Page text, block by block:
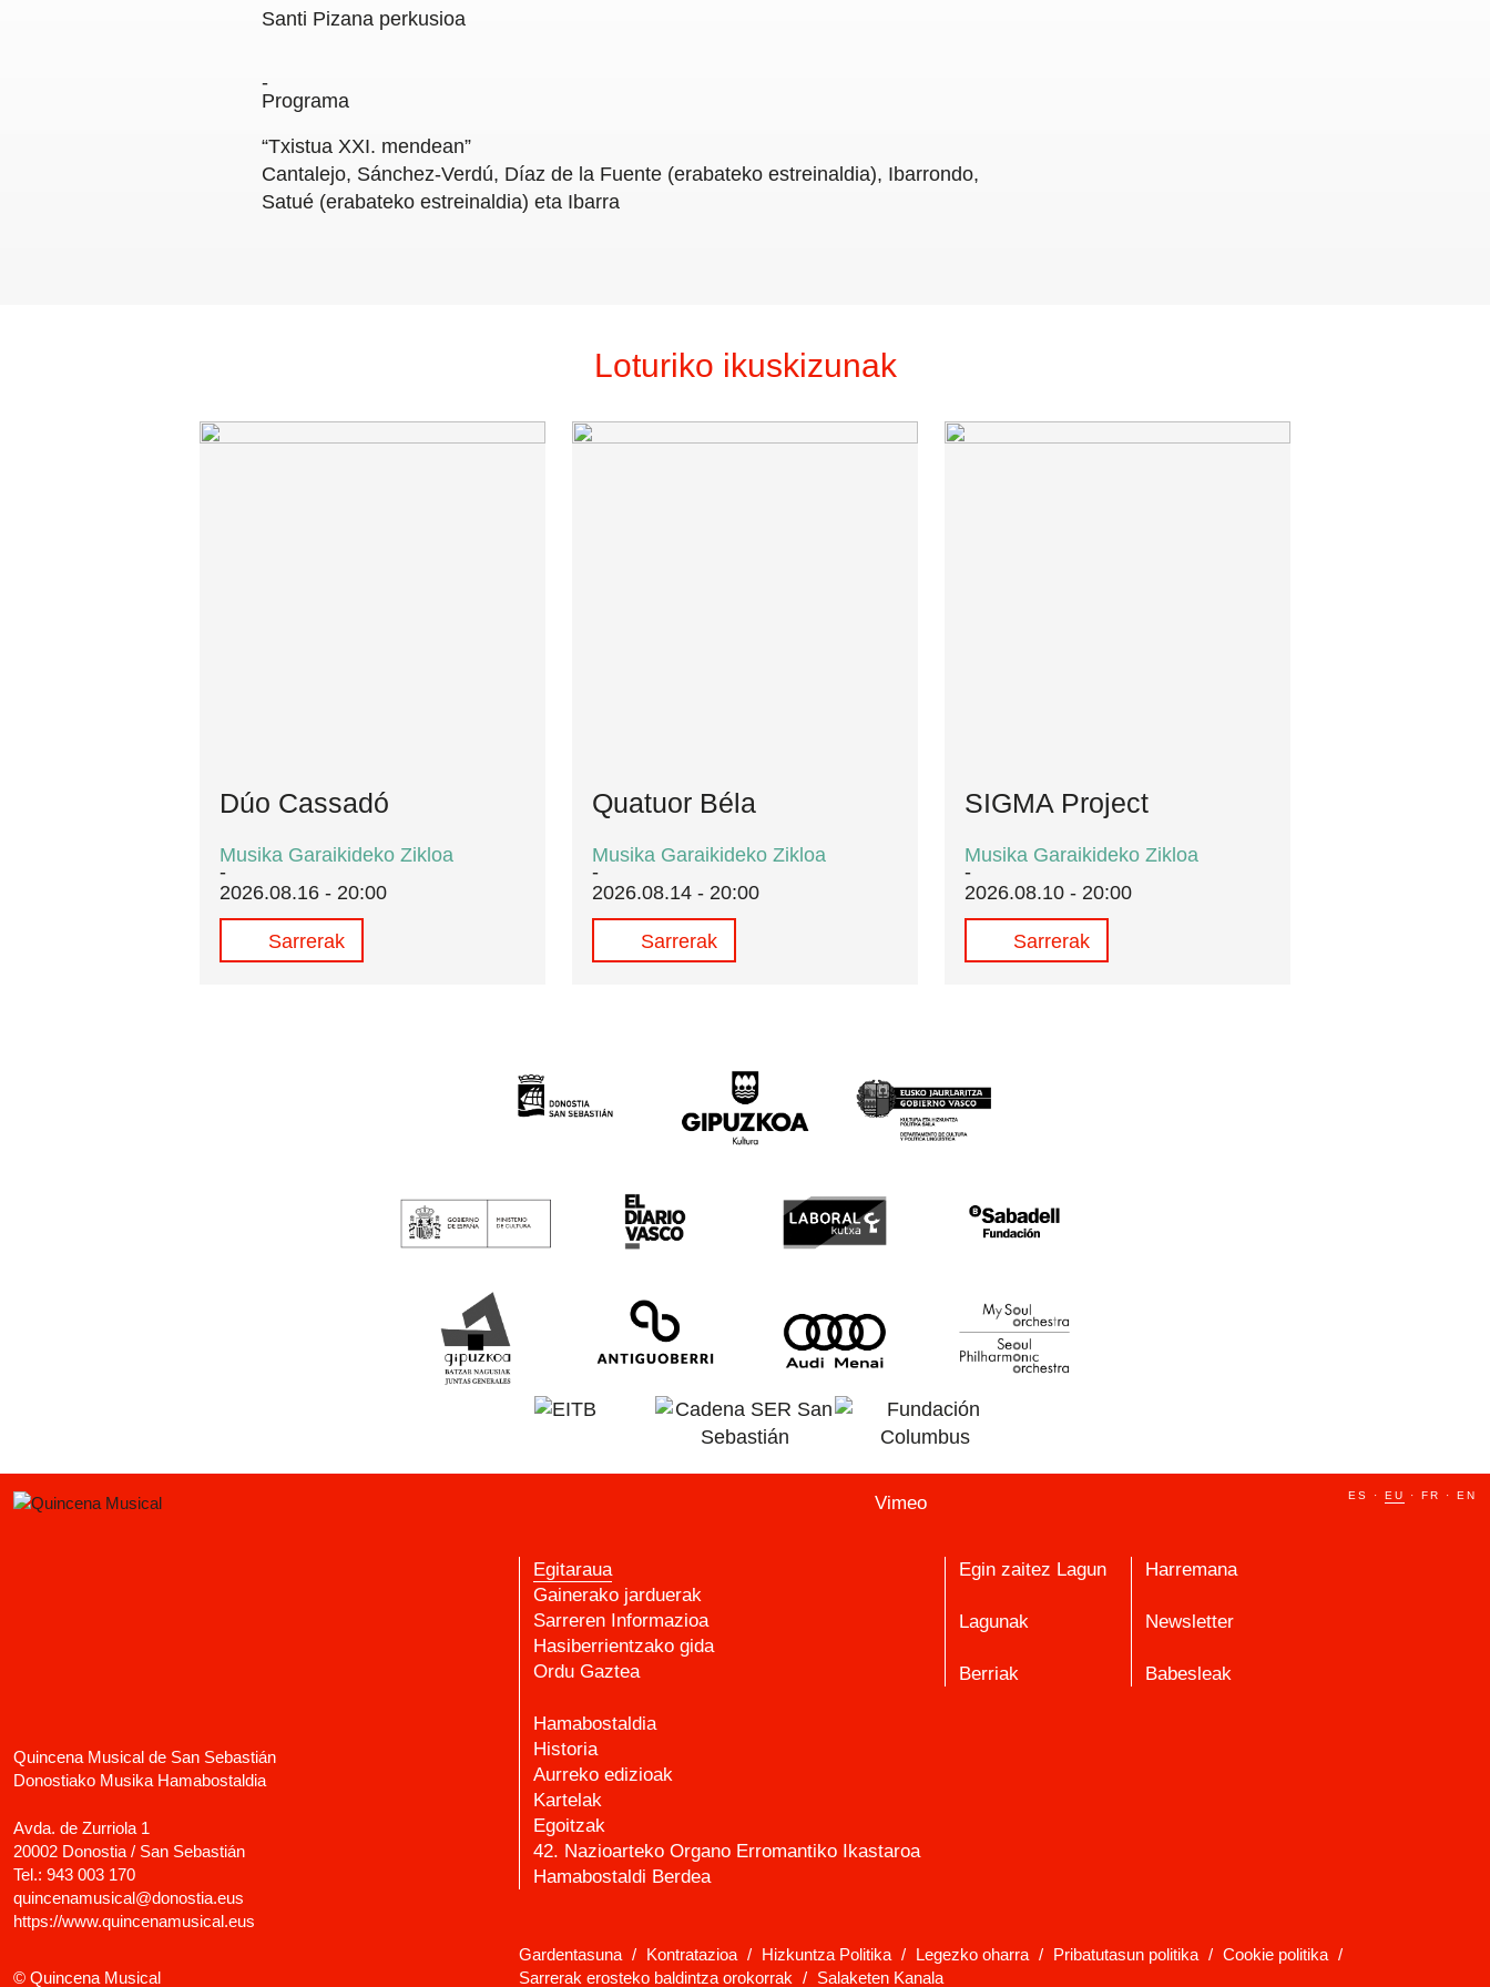
Santi Pizana perkusioa
Programa
“Txistua XXI. mendean”
Cantalejo, Sánchez-Verdú, Díaz de la Fuente (erabateko estreinaldia), Ibarrondo,
Satué (erabateko estreinaldia) eta Ibarra
Loturiko ikuskizunak
Dúo Cassadó
Musika Garaikideko Zikloa
2026.08.16 - 20:00
Sarrerak
Quatuor Béla
Musika Garaikideko Zikloa
2026.08.14 - 20:00
Sarrerak
SIGMA Project
Musika Garaikideko Zikloa
2026.08.10 - 20:00
Sarrerak
Quincena Musical de San Sebastián
Donostiako Musika Hamabostaldia
Avda. de Zurriola 1
20002 Donostia / San Sebastián
Tel.: 943 003 170
quincenamusical@donostia.eus
https://www.quincenamusical.eus
© Quincena Musical
Vimeo ES · EU · FR · EN
Egitaraua
Gainerako jarduerak
Sarreren Informazioa
Hasiberrientzako gida
Ordu Gaztea
Hamabostaldia
Historia
Aurreko edizioak
Kartelak
Egoitzak
42. Nazioarteko Organo Erromantiko Ikastaroa
Hamabostaldi Berdea
Egin zaitez Lagun
Lagunak
Berriak
Harremana
Newsletter
Babesleak
Gardentasuna / Kontratazioa / Hizkuntza Politika / Legezko oharra / Pribatutasun politika / Cookie politika /
Sarrerak erosteko baldintza orokorrak / Salaketen Kanala